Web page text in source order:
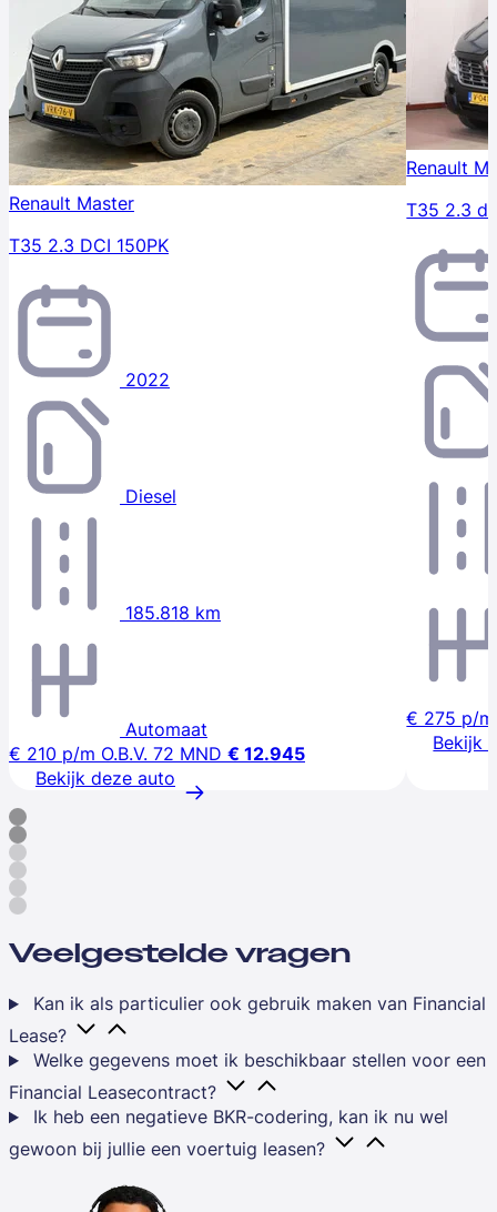
Renault Master
T35 2.3 DCI 150PK
2022
Diesel
185.818 km
Automaat
€ 210 p/m O.B.V. 72 MND € 12.945
Bekijk deze auto
Renault
T35 2.3
€ 275 p/m
Bekijk
Veelgestelde vragen
Kan ik als particulier ook gebruik maken van Financial
Lease?
Welke gegevens moet ik beschikbaar stellen voor een
Financial Leasecontract?
Ik heb een negatieve BKR-codering, kan ik nu wel
gewoon bij jullie een voertuig leasen?